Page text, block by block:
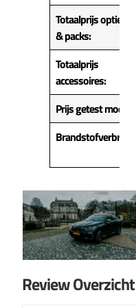
Totaalprijs opties
& packs:
Totaalprijs
accessoires:
Prijs getest model:
Brandstofverbruik:
Review Overzicht